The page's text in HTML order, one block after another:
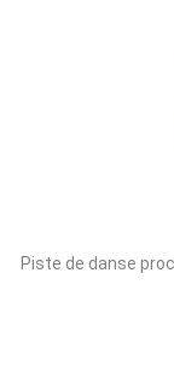
Piste de danse